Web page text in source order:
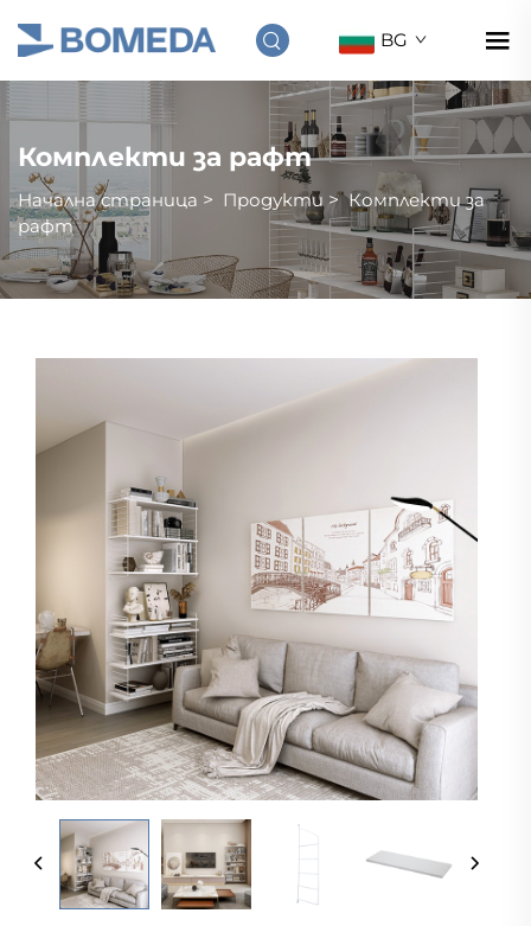
BG
Комплекти за рафт
Начална страница > Продукти >Комплекти за
рафт